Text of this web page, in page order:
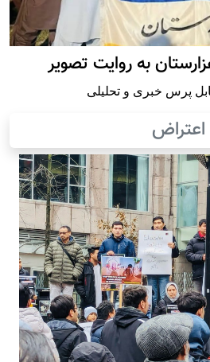
به روایت تصویر
پرس خبری و تحلیلی
اعتراض